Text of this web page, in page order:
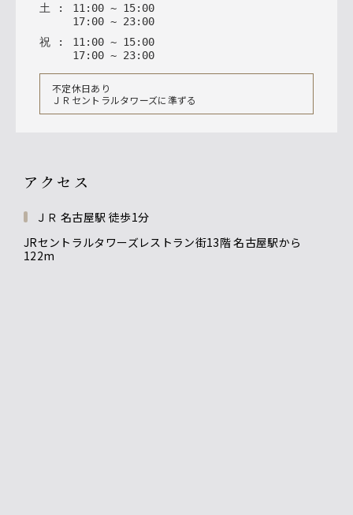
土 : 11 : 00 ~ 15: 00
17: 00 ~ 23: 00
祝 : 11 : 00 ~ 15: 00
17: 00 ~ 23: 00
不定休日あり
ＪＲセントラルタワーズに準ずる
アクセス
ＪＲ 名古屋駅 徒歩1分
JRセントラルタワーズレストラン街13階 名古屋駅から
122m